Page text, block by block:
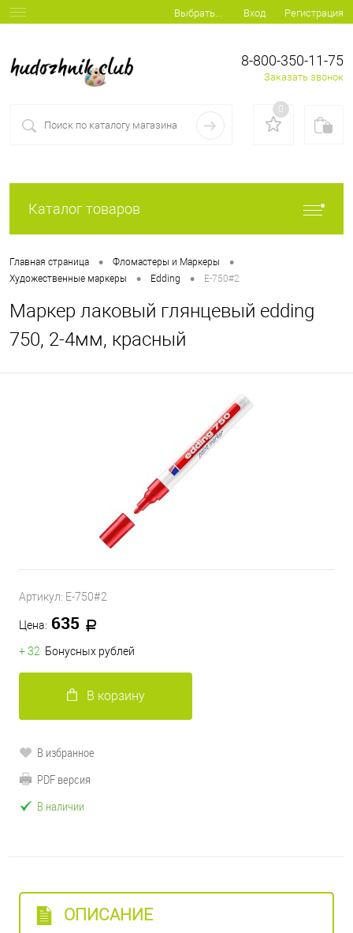
Выбрать... Вход Регистрация
8-800-350-11-75
Заказать звонок
0
Каталог товаров
Главная страница • Фломастеры и Маркеры •
Художественные маркеры • Edding • E-750#2
Маркер лаковый глянцевый edding
750, 2-4мм, красный
Артикул: E-750#2
Цена: 635
+ 32 Бонусных рублей
В корзину
В избранное
PDF версия
В наличии
ОПИСАНИЕ